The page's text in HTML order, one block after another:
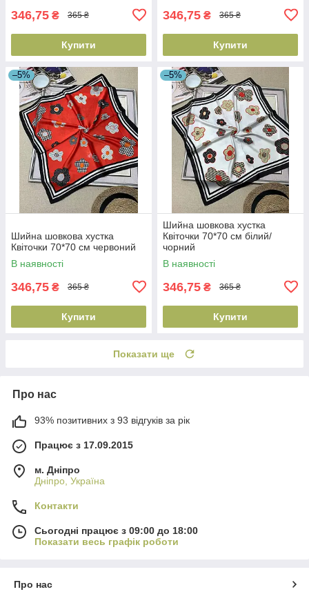
346,75 ₴ 365 ₴
Купити
346,75 ₴ 365 ₴
Купити
–5%
Шийна шовкова хустка
Квіточки 70*70 см червоний
В наявності
346,75 ₴ 365 ₴
Купити
–5%
Шийна шовкова хустка
Квіточки 70*70 см білий/
чорний
В наявності
346,75 ₴ 365 ₴
Купити
Показати ще
Про нас
93% позитивних з 93 відгуків за рік
Працює з 17.09.2015
м. Дніпро
Дніпро, Україна
Контакти
Сьогодні працює з 09:00 до 18:00
Показати весь графік роботи
Про нас